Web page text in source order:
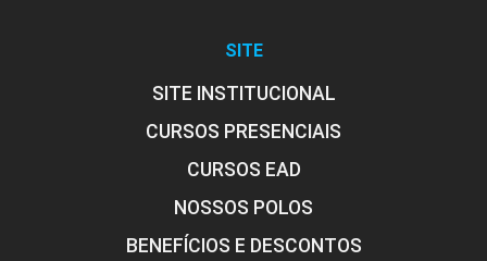
30
FUNDIÇÃO E SOLDAGEM
SITE
SITE INSTITUCIONAL
CURSOS PRESENCIAIS
CURSOS EAD
NOSSOS POLOS
BENEFÍCIOS E DESCONTOS